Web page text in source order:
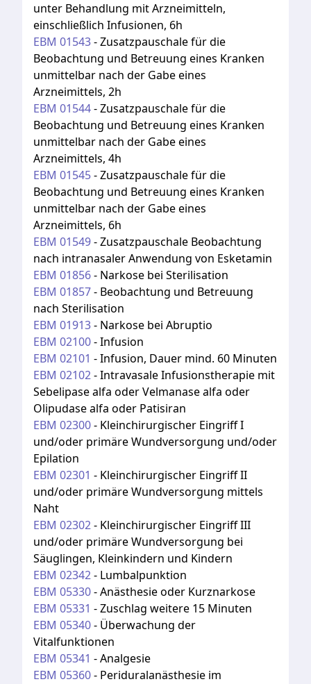
unter Behandlung mit Arzneimitteln,
einschließlich Infusionen, 6h
EBM 01543-Zusatzpauschale für die
Beobachtung und Betreuung eines Kranken
unmittelbar nach der Gabe eines
Arzneimittels, 2h
EBM 01544-Zusatzpauschale für die
Beobachtung und Betreuung eines Kranken
unmittelbar nach der Gabe eines
Arzneimittels, 4h
EBM 01545-Zusatzpauschale für die
Beobachtung und Betreuung eines Kranken
unmittelbar nach der Gabe eines
Arzneimittels, 6h
EBM 01549-Zusatzpauschale Beobachtung
nach intranasaler Anwendung von Esketamin
EBM 01856- Narkose bei Sterilisation
EBM 01857- Beobachtung und Betreuung
nach Sterilisation
EBM 01913- Narkose bei Abruptio
EBM 02100-Infusion
EBM 02101 -Infusion, Dauer mind. 60 Minuten
EBM 02102-Intravasale Infusionstherapie mit
Sebelipase alfa oder Velmanase alfa oder
Olipudase alfa oder Patisiran
EBM 02300- Kleinchirurgischer Eingriff I
und/oder primäre Wundversorgung und/oder
Epilation
EBM 02301 - Kleinchirurgischer Eingriff II
und/oder primäre Wundversorgung mittels
Naht
EBM 02302- Kleinchirurgischer Eingriff III
und/oder primäre Wundversorgung bei
Säuglingen, Kleinkindern und Kindern
EBM 02342- Lumbalpunktion
EBM 05330-Anästhesie oder Kurznarkose
EBM 05331 -Zuschlag weitere 15 Minuten
EBM 05340- Überwachung der
Vitalfunktionen
EBM 05341 -Analgesie
EBM 05360- Periduralanästhesie im